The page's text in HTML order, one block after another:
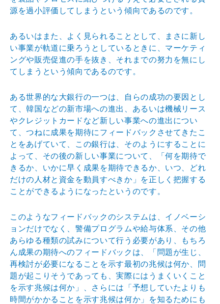
源を過小評価してしまうと いう傾向であるのです。
あるいはまた、よく見られることとして、まさに新し
い事業が軌道に乗ろうとしているときに、マーケティ
ングや販売促進の手を抜き、それまでの努力を無にし
てしまうとい う傾向であるのです。
ある世界的な大銀行の一つは、自らの成功の要因とし
て、韓国などの新市場への進出、あるいは機械リース
やクレジ ットカードなど新しい事業への進出につい
て、つねに成果を期待にフィードバックさせてきたこ
とをあげていて、こ の銀行は、そのようにすることに
よって、その後の新しい事業について、「何を期待で
きるか、いかに早く成果を期待できるか、いつ、どれ
だけの人材と資金を動員すべきか 」を正しく把握する
ことができるようになったというのです。
このようなフィードバックのシステムは、イノベーシ
ョンだけでなく、警備プログラムや給与体系、その他
あらゆる種類の試みについて行う必要があり、もちろ
ん成果の期待へのフィードバックは、「問題が生じ、
再検討が必要にな ることを示す最初の兆候は何か、問
題が起こりそうであっても、実際にはうまくいくこと
を示す兆候は何か」、さら には「予想していたよりも
時間がかかることを示す兆候は何か」を知るためにも